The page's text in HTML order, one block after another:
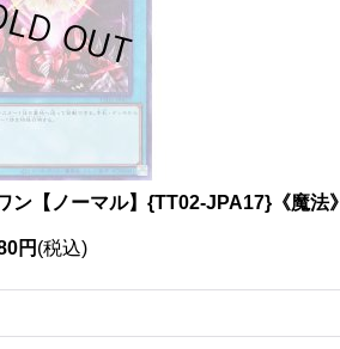
ン【ノーマル】{TT02-JPA17}《魔法》
円 (税込)